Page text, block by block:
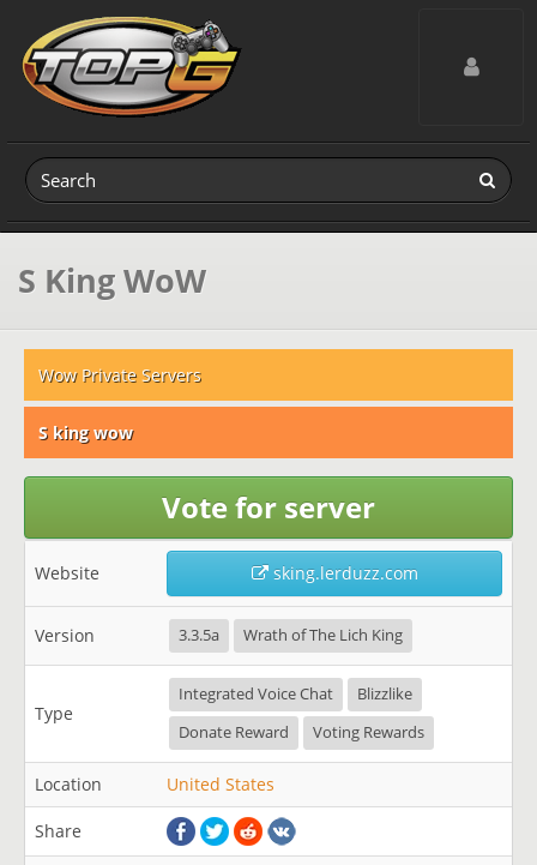
Toggle
S King WoW
Wow Private Servers
S king wow
Vote for server
Website sking.lerduzz.com
Version 3.3.5a Wrath of The Lich King
Type
Integrated Voice Chat
Blizzlike
Donate Reward
Voting Rewards
Location United States
Share